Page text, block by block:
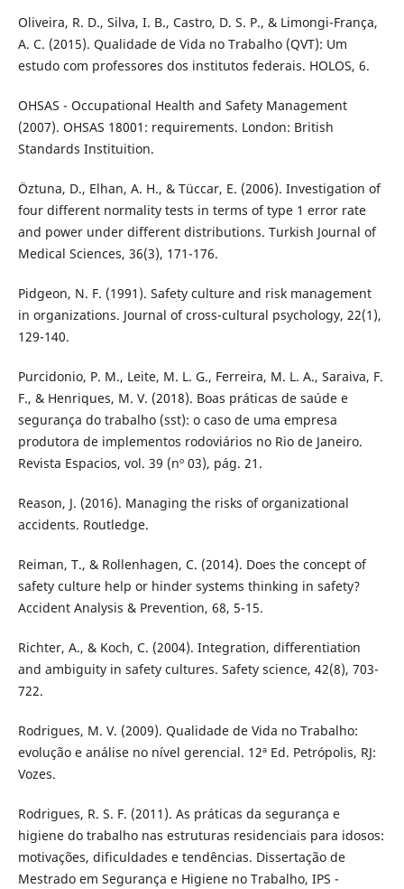
Oliveira, R. D., Silva, I. B., Castro, D. S. P., & Limongi-França,
A. C. (2015). Qualidade de Vida no Trabalho (QVT): Um
estudo com professores dos institutos federais. HOLOS, 6.
OHSAS - Occupational Health and Safety Management
(2007). OHSAS 18001: requirements. London: British
Standards Instituition.
Öztuna, D., Elhan, A. H., & Tüccar, E. (2006). Investigation of
four different normality tests in terms of type 1 error rate
and power under different distributions. Turkish Journal of
Medical Sciences, 36(3), 171-176.
Pidgeon, N. F. (1991). Safety culture and risk management
in organizations. Journal of cross-cultural psychology, 22(1),
129-140.
Purcidonio, P. M., Leite, M. L. G., Ferreira, M. L. A., Saraiva, F.
F., & Henriques, M. V. (2018). Boas práticas de saúde e
segurança do trabalho (sst): o caso de uma empresa
produtora de implementos rodoviários no Rio de Janeiro.
Revista Espacios, vol. 39 (nº 03), pág. 21.
Reason, J. (2016). Managing the risks of organizational
accidents. Routledge.
Reiman, T., & Rollenhagen, C. (2014). Does the concept of
safety culture help or hinder systems thinking in safety?
Accident Analysis & Prevention, 68, 5-15.
Richter, A., & Koch, C. (2004). Integration, differentiation
and ambiguity in safety cultures. Safety science, 42(8), 703-
722.
Rodrigues, M. V. (2009). Qualidade de Vida no Trabalho:
evolução e análise no nível gerencial. 12ª Ed. Petrópolis, RJ:
Vozes.
Rodrigues, R. S. F. (2011). As práticas da segurança e
higiene do trabalho nas estruturas residenciais para idosos:
motivações, dificuldades e tendências. Dissertação de
Mestrado em Segurança e Higiene no Trabalho, IPS -